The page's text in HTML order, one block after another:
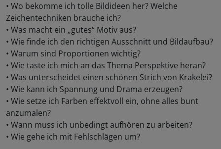
• Wo bekomme ich tolle Bildideen her? Welche
Zeichentechniken brauche ich?
• Was macht ein „gutes“ Motiv aus?
• Wie finde ich den richtigen Ausschnitt und Bildaufbau?
• Warum sind Proportionen wichtig?
• Wie taste ich mich an das Thema Perspektive heran?
• Was unterscheidet einen schönen Strich von Krakelei?
• Wie kann ich Spannung und Drama erzeugen?
• Wie setze ich Farben effektvoll ein, ohne alles bunt
anzumalen?
• Wann muss ich unbedingt aufhören zu arbeiten?
• Wie gehe ich mit Fehlschlägen um?